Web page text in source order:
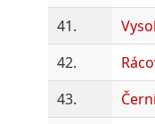
41.
42.
43.